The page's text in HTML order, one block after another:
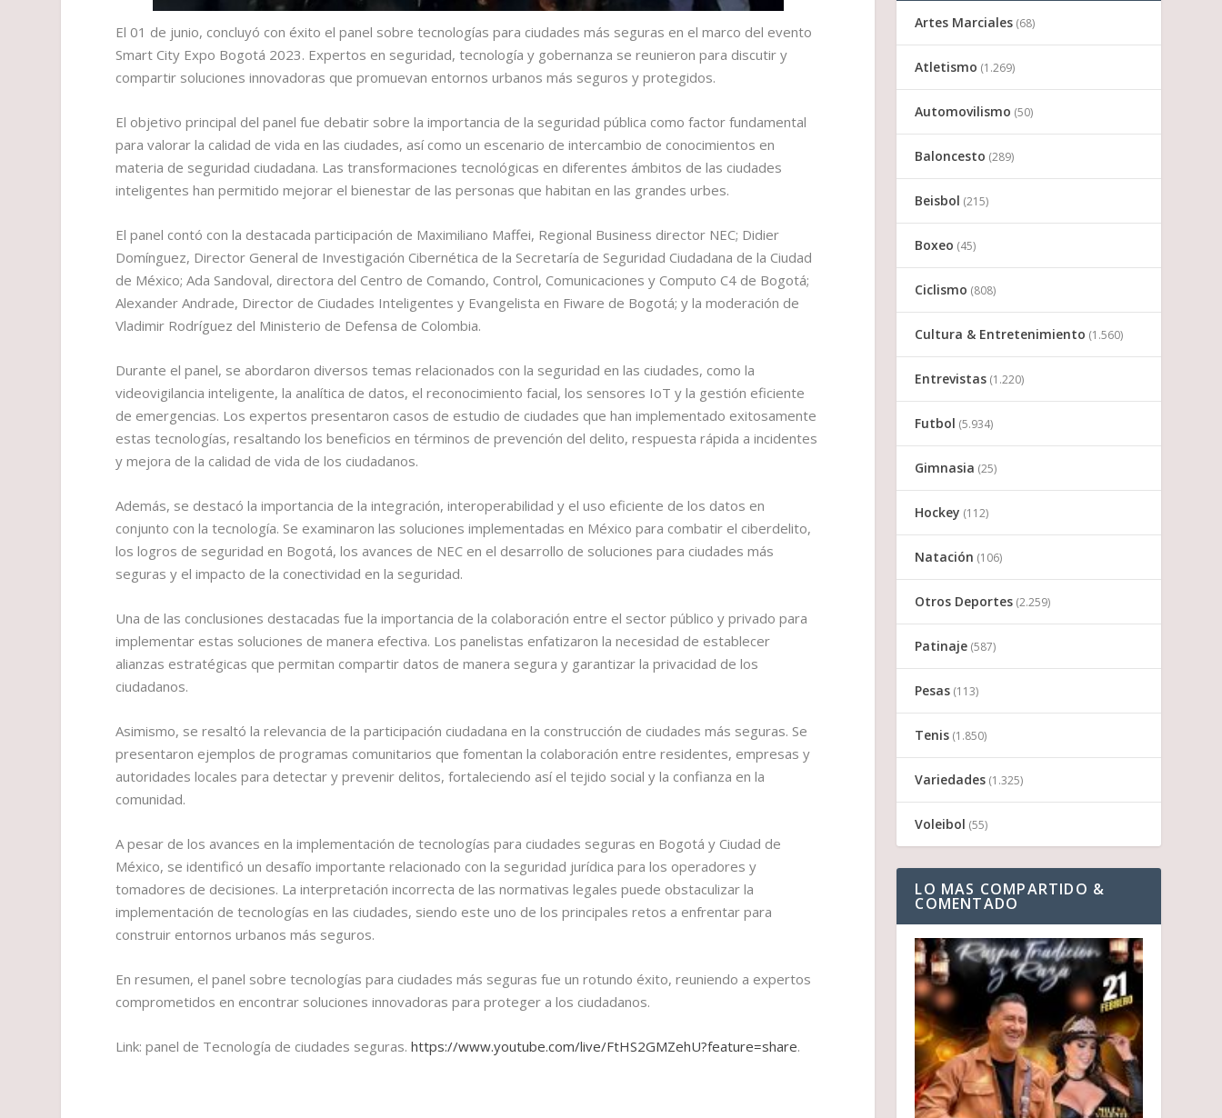
El 01 de junio, concluyó con éxito el panel sobre tecnologías para ciudades más seguras en el marco del evento
Smart City Expo Bogotá 2023. Expertos en seguridad, tecnología y gobernanza se reunieron para discutir y
compartir soluciones innovadoras que promuevan entornos urbanos más seguros y protegidos.
El objetivo principal del panel fue debatir sobre la importancia de la seguridad pública como factor fundamental
para valorar la calidad de vida en las ciudades, así como un escenario de intercambio de conocimientos en
materia de seguridad ciudadana. Las transformaciones tecnológicas en diferentes ámbitos de las ciudades
inteligentes han permitido mejorar el bienestar de las personas que habitan en las grandes urbes.
El panel contó con la destacada participación de Maximiliano Maffei, Regional Business director NEC; Didier
Domínguez, Director General de Investigación Cibernética de la Secretaría de Seguridad Ciudadana de la Ciudad
de México; Ada Sandoval, directora del Centro de Comando, Control, Comunicaciones y Computo C4 de Bogotá;
Alexander Andrade, Director de Ciudades Inteligentes y Evangelista en Fiware de Bogotá; y la moderación de
Vladimir Rodríguez del Ministerio de Defensa de Colombia.
Durante el panel, se abordaron diversos temas relacionados con la seguridad en las ciudades, como la
videovigilancia inteligente, la analítica de datos, el reconocimiento facial, los sensores IoT y la gestión eficiente
de emergencias. Los expertos presentaron casos de estudio de ciudades que han implementado exitosamente
estas tecnologías, resaltando los beneficios en términos de prevención del delito, respuesta rápida a incidentes
y mejora de la calidad de vida de los ciudadanos.
Además, se destacó la importancia de la integración, interoperabilidad y el uso eficiente de los datos en
conjunto con la tecnología. Se examinaron las soluciones implementadas en México para combatir el ciberdelito,
los logros de seguridad en Bogotá, los avances de NEC en el desarrollo de soluciones para ciudades más
seguras y el impacto de la conectividad en la seguridad.
Una de las conclusiones destacadas fue la importancia de la colaboración entre el sector público y privado para
implementar estas soluciones de manera efectiva. Los panelistas enfatizaron la necesidad de establecer
alianzas estratégicas que permitan compartir datos de manera segura y garantizar la privacidad de los
ciudadanos.
Asimismo, se resaltó la relevancia de la participación ciudadana en la construcción de ciudades más seguras. Se
presentaron ejemplos de programas comunitarios que fomentan la colaboración entre residentes, empresas y
autoridades locales para detectar y prevenir delitos, fortaleciendo así el tejido social y la confianza en la
comunidad.
A pesar de los avances en la implementación de tecnologías para ciudades seguras en Bogotá y Ciudad de
México, se identificó un desafío importante relacionado con la seguridad jurídica para los operadores y
tomadores de decisiones. La interpretación incorrecta de las normativas legales puede obstaculizar la
implementación de tecnologías en las ciudades, siendo este uno de los principales retos a enfrentar para
construir entornos urbanos más seguros.
En resumen, el panel sobre tecnologías para ciudades más seguras fue un rotundo éxito, reuniendo a expertos
comprometidos en encontrar soluciones innovadoras para proteger a los ciudadanos.
Link: panel de Tecnología de ciudades seguras.https://www.youtube.com/live/FtHS2GMZehU?feature=share.
Artes Marciales (68)
Atletismo (1.269)
Automovilismo (50)
Baloncesto (289)
Beisbol (215)
Boxeo (45)
Ciclismo (808)
Cultura & Entretenimiento (1.560)
Entrevistas (1.220)
Futbol (5.934)
Gimnasia (25)
Hockey (112)
Natación (106)
Otros Deportes (2.259)
Patinaje (587)
Pesas (113)
Tenis (1.850)
Variedades (1.325)
Voleibol (55)
LO MAS COMPARTIDO &
COMENTADO